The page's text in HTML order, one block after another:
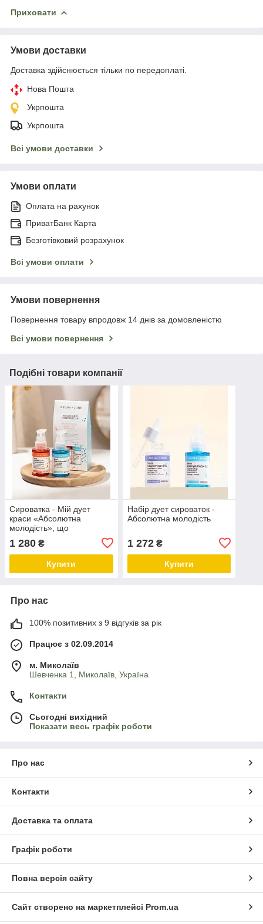
Приховати
Умови доставки
Доставка здійснюється тільки по передоплаті.
Нова Пошта
Укрпошта
Укрпошта
Всі умови доставки
Умови оплати
Оплата на рахунок
ПриватБанк Карта
Безготівковий розрахунок
Всі умови оплати
Умови повернення
Повернення товару впродовж 14 днів за домовленістю
Всі умови повернення
Подібні товари компанії
Сироватка - Мій дует
краси «Абсолютна
молодість», що
1 280 ₴
Купити
Набір дует сироваток -
Абсолютна молодість
1 272₴
Купити
Про нас
100% позитивних з 9 відгуків за рік
Працює з 02.09.2014
м. Миколаїв
Шевченка 1, Миколаїв, Україна
Контакти
Сьогодні вихідний
Показати весь графік роботи
Про нас
Контакти
Доставка та оплата
Графік роботи
Повна версія сайту
Сайт створено на маркетплейсі Prom.ua